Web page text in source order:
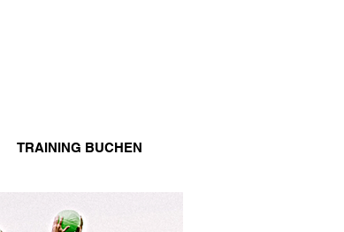
TRAINING BUCHEN